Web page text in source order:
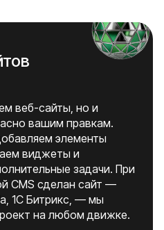
веб-сайты, но и
вашим правкам.
элементы
виджеты и
задачи. При
CMS сделан сайт —
1C Битрикс, — мы
на любом движке.